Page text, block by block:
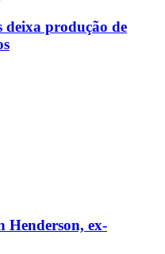
deixa produção de
Henderson, ex-